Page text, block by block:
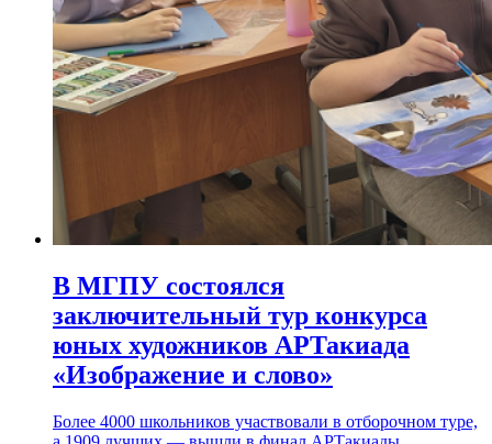
В МГПУ состоялся
заключительный тур конкурса
юных художников АРТакиада
«Изображение и слово»
Более 4000 школьников участвовали в отборочном туре,